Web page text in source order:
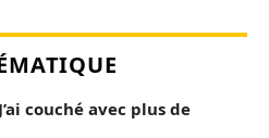
couché avec plus de